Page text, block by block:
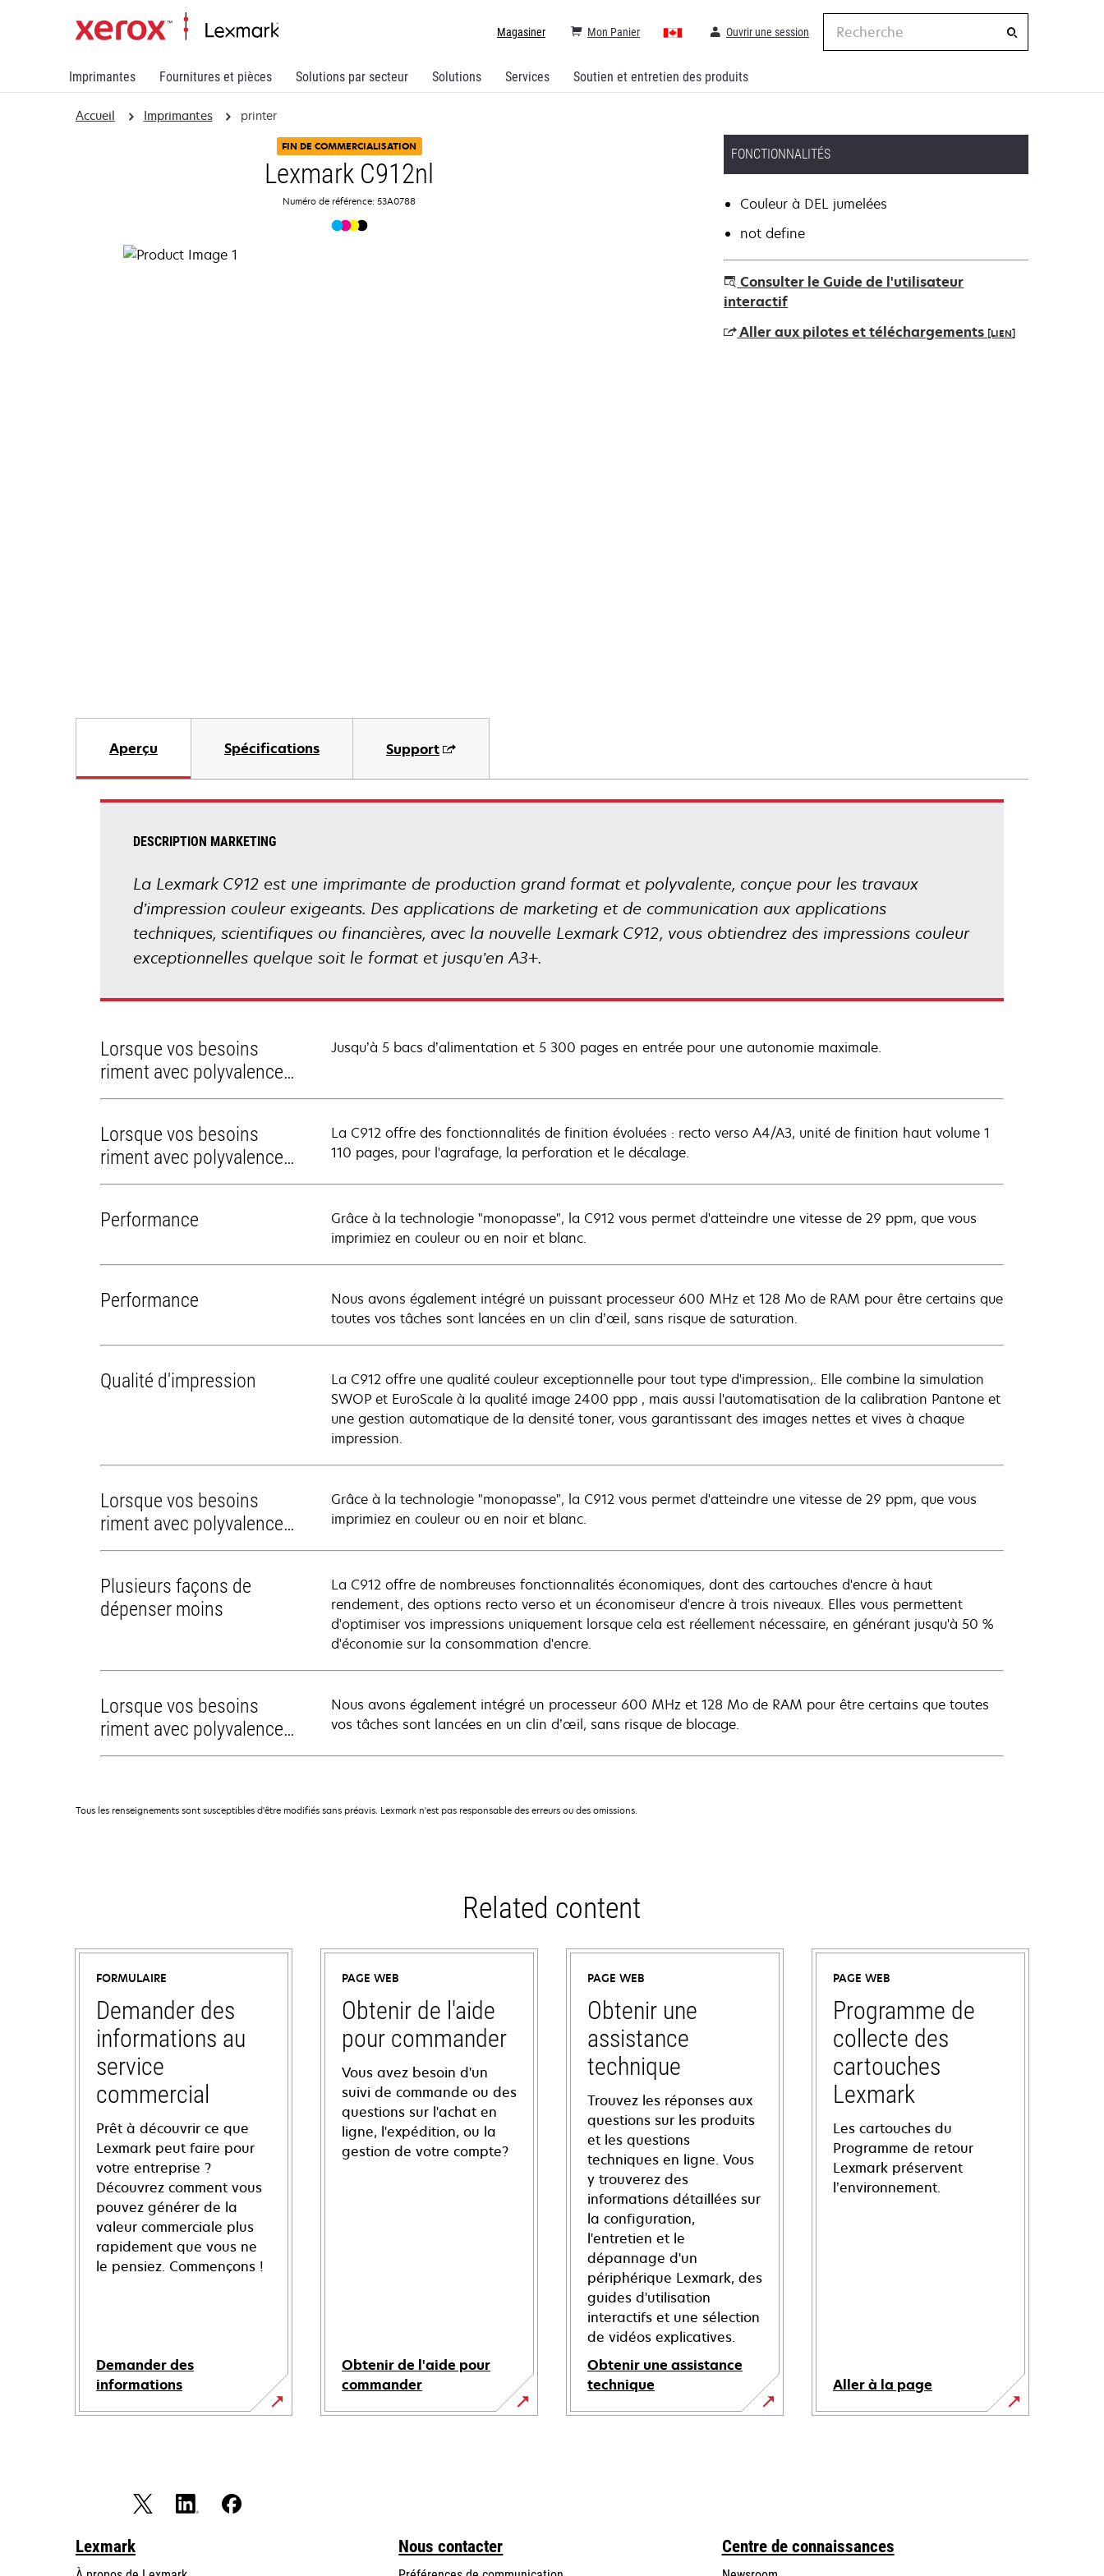
Imprimantes Fournitures et pièces Solutions par secteur Solutions Services Soutien et entretien des produits
Magasiner Mon Panier
Recherche
Ouvrir une session
Accueil Imprimantes printer
FIN DE COMMERCIALISATION
Lexmark C912nl
Numéro de référence: 53A0788
FONCTIONNALITÉS
Couleur à DEL jumelées
not define
Consulter le Guide de l'utilisateur
interactif
Aller aux pilotes et téléchargements [LIEN]
Aperçu Spécifications Support
DESCRIPTION MARKETING
La Lexmark C912 est une imprimante de production grand format et polyvalente, conçue pour les travaux
d’impression couleur exigeants. Des applications de marketing et de communication aux applications
techniques, scientifiques ou financières, avec la nouvelle Lexmark C912, vous obtiendrez des impressions couleur
exceptionnelles quelque soit le format et jusqu’en A3+.
Lorsque vos besoins
riment avec polyvalence…
Jusqu’à 5 bacs d’alimentation et 5 300 pages en entrée pour une autonomie maximale.
Lorsque vos besoins
riment avec polyvalence…
La C912 offre des fonctionnalités de finition évoluées : recto verso A4/A3, unité de finition haut volume 1
110 pages, pour l'agrafage, la perforation et le décalage.
Performance
Grâce à la technologie "monopasse", la C912 vous permet d'atteindre une vitesse de 29 ppm, que vous
imprimiez en couleur ou en noir et blanc.
Performance
Nous avons également intégré un puissant processeur 600 MHz et 128 Mo de RAM pour être certains que
toutes vos tâches sont lancées en un clin d’œil, sans risque de saturation.
Qualité d'impression
La C912 offre une qualité couleur exceptionnelle pour tout type d'impression,. Elle combine la simulation
SWOP et EuroScale à la qualité image 2400 ppp , mais aussi l'automatisation de la calibration Pantone et
une gestion automatique de la densité toner, vous garantissant des images nettes et vives à chaque
impression.
Lorsque vos besoins
riment avec polyvalence…
Grâce à la technologie "monopasse", la C912 vous permet d'atteindre une vitesse de 29 ppm, que vous
imprimiez en couleur ou en noir et blanc.
Plusieurs façons de
dépenser moins
La C912 offre de nombreuses fonctionnalités économiques, dont des cartouches d'encre à haut
rendement, des options recto verso et un économiseur d'encre à trois niveaux. Elles vous permettent
d'optimiser vos impressions uniquement lorsque cela est réellement nécessaire, en générant jusqu'à 50 %
d'économie sur la consommation d'encre.
Lorsque vos besoins
riment avec polyvalence…
Nous avons également intégré un processeur 600 MHz et 128 Mo de RAM pour être certains que toutes
vos tâches sont lancées en un clin d’œil, sans risque de blocage.
Tous les renseignements sont susceptibles d'être modifiés sans préavis. Lexmark n'est pas responsable des erreurs ou des omissions.
Related content
FORMULAIRE
Demander des
informations au
service
commercial
Prêt à découvrir ce que
Lexmark peut faire pour
votre entreprise ?
Découvrez comment vous
pouvez générer de la
valeur commerciale plus
rapidement que vous ne
le pensiez. Commençons !
Demander des
informations
PAGE WEB
Obtenir de l'aide
pour commander
Vous avez besoin d'un
suivi de commande ou des
questions sur l'achat en
ligne, l'expédition, ou la
gestion de votre compte?
Obtenir de l'aide pour
commander
PAGE WEB
Obtenir une
assistance
technique
Trouvez les réponses aux
questions sur les produits
et les questions
techniques en ligne. Vous
y trouverez des
informations détaillées sur
la configuration,
l'entretien et le
dépannage d'un
périphérique Lexmark, des
guides d'utilisation
interactifs et une sélection
de vidéos explicatives.
Obtenir une assistance
technique
s’ouvre
PAGE WEB
Programme de
collecte des
cartouches
Lexmark
Les cartouches du
Programme de retour
Lexmark préservent
l’environnement.
Aller à la page
Lexmark Nous contacter Centre de connaissances